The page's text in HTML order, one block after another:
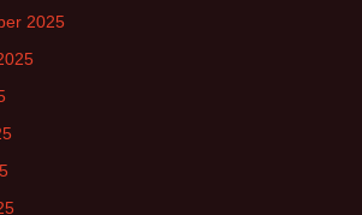
2025